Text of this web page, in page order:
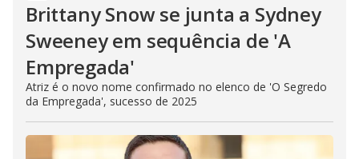
Brittany Snow se junta a Sydney
Sweeney em sequência de ​'A
Empregada​'
Atriz é o novo nome confirmado no elenco de 'O Segredo
da Empregada', sucesso de 2025